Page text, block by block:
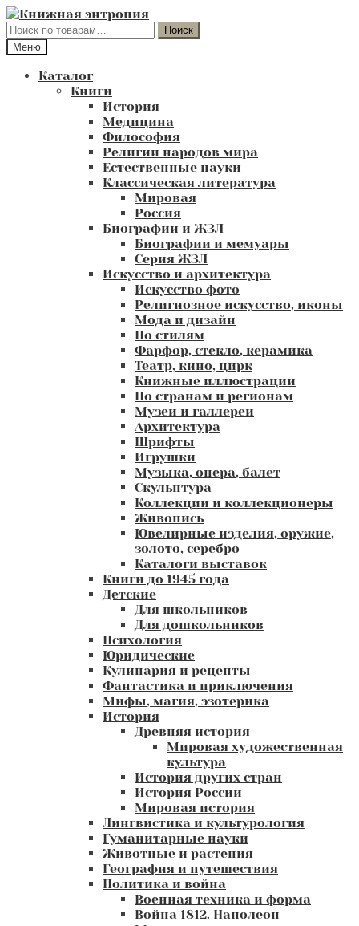
Перейти
к
навигации
Перейти
к
содержимому
Искать:
Поиск
Меню
Каталог
Книги
История
Медицина
Философия
Религии народов мира
Естественные науки
Классическая литература
Мировая
Россия
Биографии и ЖЗЛ
Биографии и мемуары
Серия ЖЗЛ
Искусство и архитектура
Искусство фото
Религиозное искусство, иконы
Мода и дизайн
По стилям
Фарфор, стекло, керамика
Театр, кино, цирк
Книжные иллюстрации
По странам и регионам
Музеи и галлереи
Архитектура
Шрифты
Игрушки
Музыка, опера, балет
Скульптура
Коллекции и коллекционеры
Живопись
Ювелирные изделия, оружие,
золото, серебро
Каталоги выставок
Книги до 1945 года
Детские
Для школьников
Для дошкольников
Психология
Юридические
Кулинария и рецепты
Фантастика и приключения
Мифы, магия, эзотерика
История
Древняя история
Мировая художественная
культура
История других стран
История России
Мировая история
Лингвистика и культурология
Гуманитарные науки
Животные и растения
География и путешествия
Политика и война
Военная техника и форма
Война 1812. Наполеон